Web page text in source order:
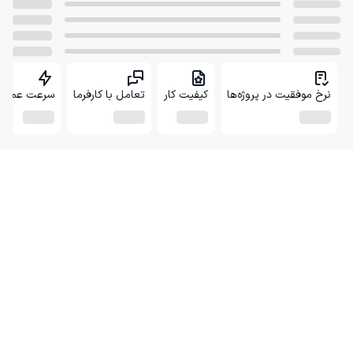
نرخ موفقیت در پروژه‌ها کیفیت کار تعامل با کارفرما سرعت عمل